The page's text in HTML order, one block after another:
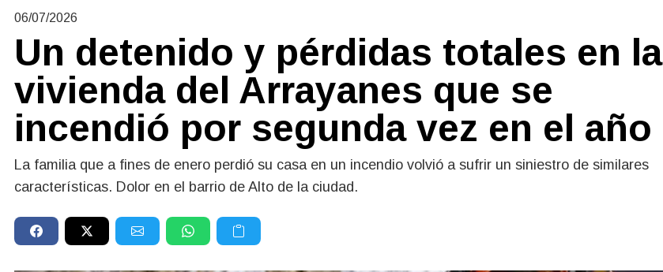
06/07/2026
Un detenido y pérdidas totales en la
vivienda del Arrayanes que se
incendió por segunda vez en el año
La familia que a fines de enero perdió su casa en un incendio volvió a sufrir un siniestro de similares
características. Dolor en el barrio de Alto de la ciudad.